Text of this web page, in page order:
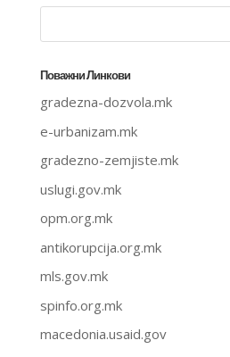
Поважни Линкови
gradezna-dozvola.mk
e-urbanizam.mk
gradezno-zemjiste.mk
uslugi.gov.mk
opm.org.mk
antikorupcija.org.mk
mls.gov.mk
spinfo.org.mk
macedonia.usaid.gov